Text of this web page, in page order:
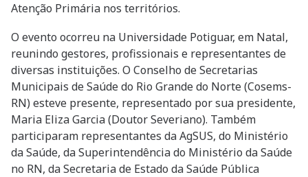
Atenção Primária nos territórios.
O evento ocorreu na Universidade Potiguar, em Natal,
reunindo gestores, profissionais e representantes de
diversas instituições. O Conselho de Secretarias
Municipais de Saúde do Rio Grande do Norte (Cosems-
RN) esteve presente, representado por sua presidente,
Maria Eliza Garcia (Doutor Severiano). Também
participaram representantes da AgSUS, do Ministério
da Saúde, da Superintendência do Ministério da Saúde
no RN, da Secretaria de Estado da Saúde Pública